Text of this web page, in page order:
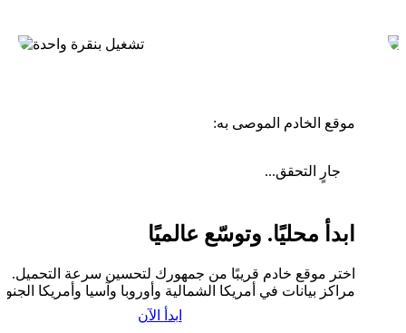
موقع الخادم الموصى به:
جارٍ التحقق...
ابدأ محليًا. وتوسّع عالميًا
اختر موقع خادم قريبًا من جمهورك لتحسين سرعة التحميل.
مراكز بيانات في أمريكا الشمالية وأوروبا وآسيا وأمريكا
ابدأ الآن